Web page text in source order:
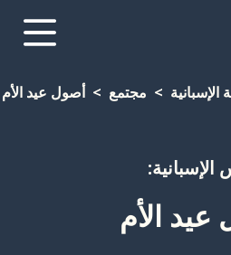
الإسبانية مجتمع أصول عيد الأم
الأم